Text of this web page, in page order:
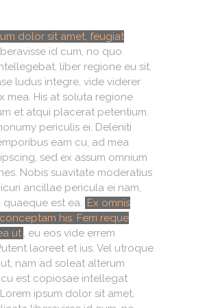
dolor sit amet, feugiat
id cum, no quo
liber regione eu sit.
ludus integre, vide viderer
mea. His at soluta regione
et atqui placerat petentium.
periculis ei. Deleniti
eam cu, ad mea
sed ex assum omnium
Nobis suavitate moderatius
ancillae pericula ei nam,
quaeque est ea. Ex omnis
his. Ferri reque
ut , eu eos vide errem
laoreet et ius. Vel utroque
nam ad soleat alterum
cu est copiosae intellegat
ipsum dolor sit amet,